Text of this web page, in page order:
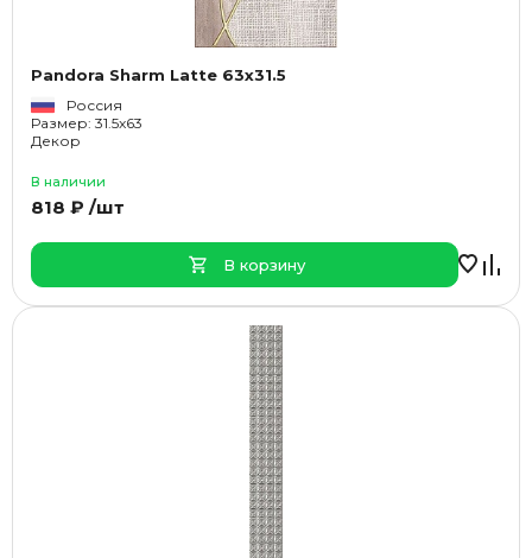
Pandora Sharm Latte 63x31.5
Россия
Размер: 31.5x63
Декор
В наличии
818 ₽ /шт
В корзину